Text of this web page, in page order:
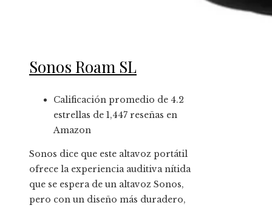
Sonos Roam SL
Calificación promedio de 4.2
estrellas de 1,447 reseñas en
Amazon
Sonos dice que este altavoz portátil
ofrece la experiencia auditiva nítida
que se espera de un altavoz Sonos,
pero con un diseño más duradero,